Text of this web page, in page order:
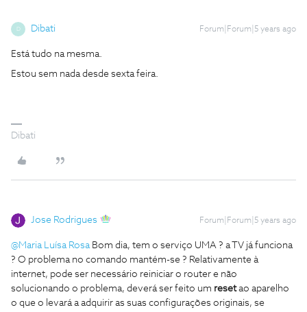
D Dibati Forum|Forum|5 years ago
Está tudo na mesma.
Estou sem nada desde sexta feira.
Dibati
Jose Rodrigues Forum|Forum|5 years ago
@Maria Luísa RosaBom dia, tem o serviço UMA ? a TV já funciona
? O problema no comando mantém-se ? Relativamente à
internet, pode ser necessário reiniciar o router e não
solucionando o problema, deverá ser feito um resetao aparelho
o que o levará a adquirir as suas configurações originais, se